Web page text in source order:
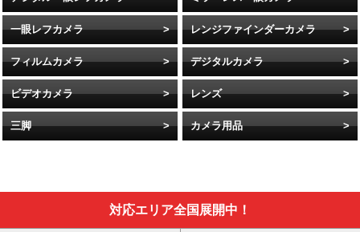
一眼レフカメラ レンジファインダーカメラ
フィルムカメラ デジタルカメラ
ビデオカメラ レンズ
三脚 カメラ用品
対応エリア全国展開中！